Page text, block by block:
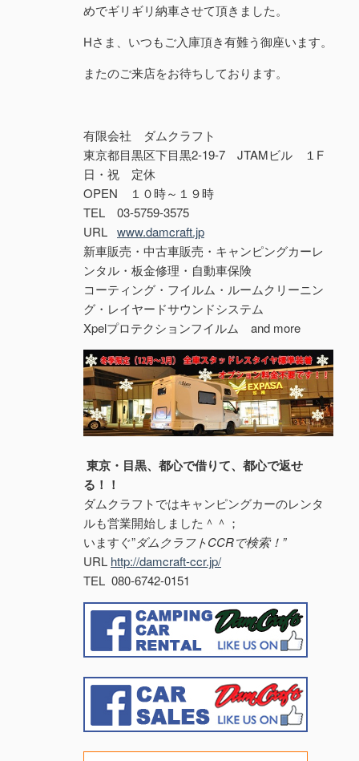
めでギリギリ納車させて頂きました。
Hさま、いつもご入庫頂き有難う御座います。
またのご来店をお待ちしております。
有限会社 ダムクラフト
東京都目黒区下目黒2-19-7 JTAMビル １F
日・祝 定休
OPEN １０時～１９時
TEL 03-5759-3575
URL www.damcraft.jp
新車販売・中古車販売・キャンピングカーレ
ンタル・板金修理・自動車保険
コーティング・フイルム・ルームクリーニン
グ・レイヤードサウンドシステム
Xpelプロテクションフイルム and more
東京・目黒、都心で借りて、都心で返せ
る！！
ダムクラフトではキャンピングカーのレンタ
ルも営業開始しました＾＾；
いますぐ”ダムクラフトCCRで検索！”
URL http://damcraft-ccr.jp/
TEL 080-6742-0151